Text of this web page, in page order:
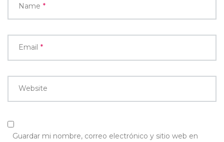
Name *
Email *
Website
Guardar mi nombre, correo electrónico y sitio web en